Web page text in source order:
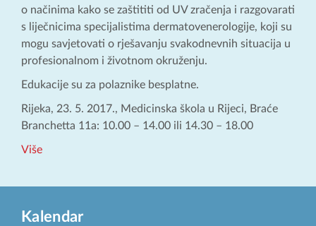
o načinima kako se zaštititi od UV zračenja i razgovarati
s liječnicima specijalistima dermatovenerologije, koji su
mogu savjetovati o rješavanju svakodnevnih situacija u
profesionalnom i životnom okruženju.
Edukacije su za polaznike besplatne.
Rijeka, 23. 5. 2017., Medicinska škola u Rijeci, Braće
Branchetta 11a: 10.00 – 14.00 ili 14.30 – 18.00
Više
Kalendar